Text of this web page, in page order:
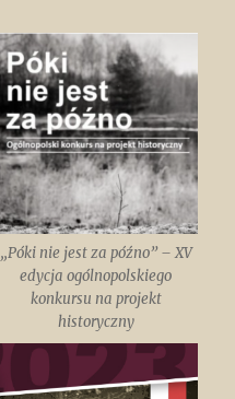
„Póki nie jest za późno” – XV
edycja ogólnopolskiego
konkursu na projekt
historyczny